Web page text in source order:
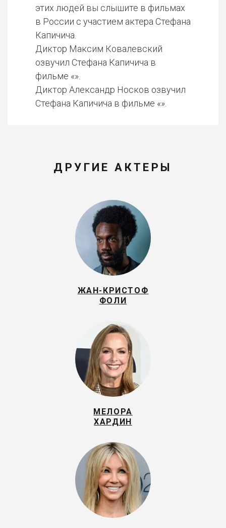
этих людей вы слышите в фильмах
в России с участием актера Стефана
Капичича.
Диктор Максим Ковалевский
озвучил Стефана Капичича в
фильме «».
Диктор Александр Носков озвучил
Стефана Капичича в фильме «».
ДРУГИЕ АКТЕРЫ
ЖАН-КРИСТОФ
ФОЛИ
МЕЛОРА
ХАРДИН